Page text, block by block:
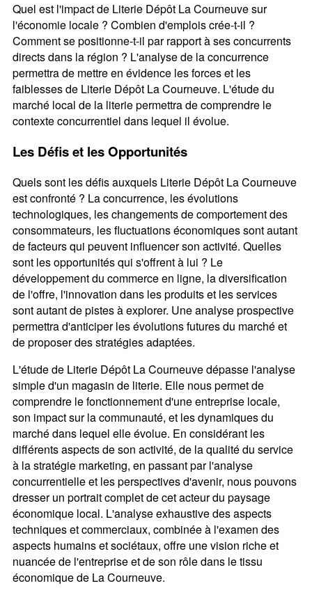
Quel est l'impact de Literie Dépôt La Courneuve sur
l'économie locale ? Combien d'emplois crée-t-il ?
Comment se positionne-t-il par rapport à ses concurrents
directs dans la région ? L'analyse de la concurrence
permettra de mettre en évidence les forces et les
faiblesses de Literie Dépôt La Courneuve. L'étude du
marché local de la literie permettra de comprendre le
contexte concurrentiel dans lequel il évolue.
Les Défis et les Opportunités
Quels sont les défis auxquels Literie Dépôt La Courneuve
est confronté ? La concurrence, les évolutions
technologiques, les changements de comportement des
consommateurs, les fluctuations économiques sont autant
de facteurs qui peuvent influencer son activité. Quelles
sont les opportunités qui s'offrent à lui ? Le
développement du commerce en ligne, la diversification
de l'offre, l'innovation dans les produits et les services
sont autant de pistes à explorer. Une analyse prospective
permettra d'anticiper les évolutions futures du marché et
de proposer des stratégies adaptées.
L'étude de Literie Dépôt La Courneuve dépasse l'analyse
simple d'un magasin de literie. Elle nous permet de
comprendre le fonctionnement d'une entreprise locale,
son impact sur la communauté, et les dynamiques du
marché dans lequel elle évolue. En considérant les
différents aspects de son activité, de la qualité du service
à la stratégie marketing, en passant par l'analyse
concurrentielle et les perspectives d'avenir, nous pouvons
dresser un portrait complet de cet acteur du paysage
économique local. L'analyse exhaustive des aspects
techniques et commerciaux, combinée à l'examen des
aspects humains et sociétaux, offre une vision riche et
nuancée de l'entreprise et de son rôle dans le tissu
économique de La Courneuve.